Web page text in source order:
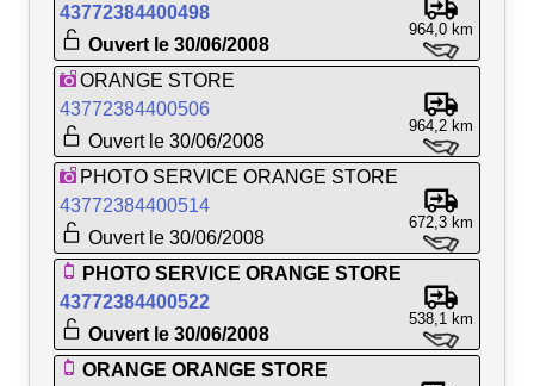
43772384400498
Ouvert le 30/06/2008
964,0 km
ORANGE STORE
43772384400506
Ouvert le 30/06/2008
964,2 km
PHOTO SERVICE ORANGE STORE
43772384400514
Ouvert le 30/06/2008
672,3 km
PHOTO SERVICE ORANGE STORE
43772384400522
Ouvert le 30/06/2008
538,1 km
ORANGE ORANGE STORE